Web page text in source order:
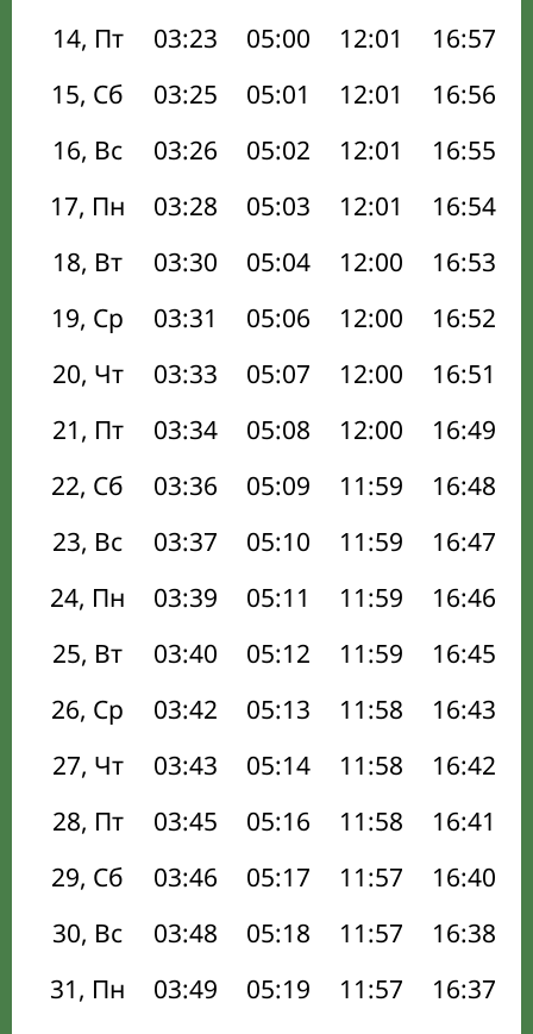
14, Пт
03:23 05:00 12:01 16:57
15, Сб
03:25 05:01 12:01 16:56
16, Вс
03:26 05:02 12:01 16:55
17, Пн
03:28 05:03 12:01 16:54
18, Вт
03:30 05:04 12:00 16:53
19, Ср
03:31 05:06 12:00 16:52
20, Чт
03:33 05:07 12:00 16:51
21, Пт
03:34 05:08 12:00 16:49
22, Сб
03:36 05:09 11:59 16:48
23, Вс
03:37 05:10 11:59 16:47
24, Пн
03:39 05:11 11:59 16:46
25, Вт
03:40 05:12 11:59 16:45
26, Ср
03:42 05:13 11:58 16:43
27, Чт
03:43 05:14 11:58 16:42
28, Пт
03:45 05:16 11:58 16:41
29, Сб
03:46 05:17 11:57 16:40
30, Вс
03:48 05:18 11:57 16:38
31, Пн
03:49 05:19 11:57 16:37